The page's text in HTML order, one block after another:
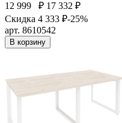
12 999
₽ 17 332 ₽
Скидка 4 333 ₽-25%
арт. 8610542
В корзину